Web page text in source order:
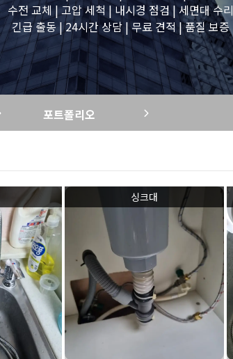
욕조 작업
원룸 수전 작업
세탁실 수전 작업
수전 교체 | 고압 세척 | 내시경 점검 | 세면대 수리
긴급 출동 | 24시간 상담 | 무료 견적 | 품질 보증
포트폴리오
싱크대